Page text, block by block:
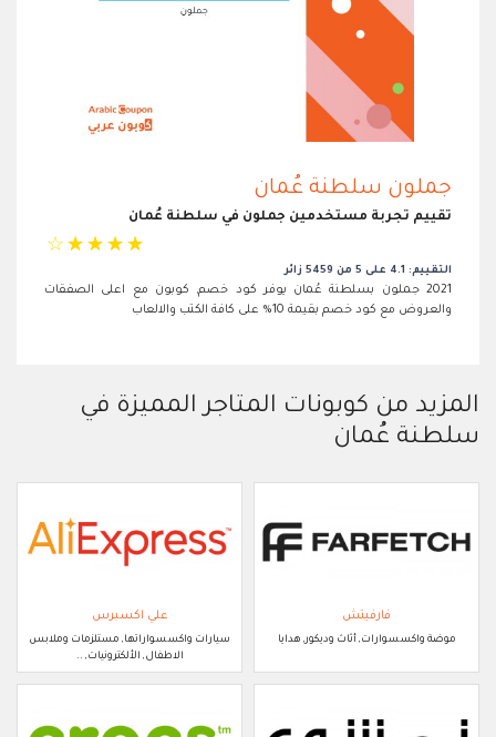
جملون سلطنة عُمان
تقييم تجربة مستخدمين جملون في سلطنة عُمان
☆ ☆ ☆ ☆ ☆
التقييم: 4.1 على 5 من 5459 زائر
2021 جملون بسلطنة عُمان يوفر كود خصم, كوبون مع اعلى الصفقات
والعروض مع كود خصم بقيمة 10% على كافة الكتب والالعاب
المزيد من كوبونات المتاجر المميزة في
سلطنة عُمان
فارفيتش
موضة واكسسوارات, أثاث وديكور, هدايا
علي اكسبرس
سيارات واكسسواراتها, مستلزمات وملابس
الاطفال, الألكترونيات, ..